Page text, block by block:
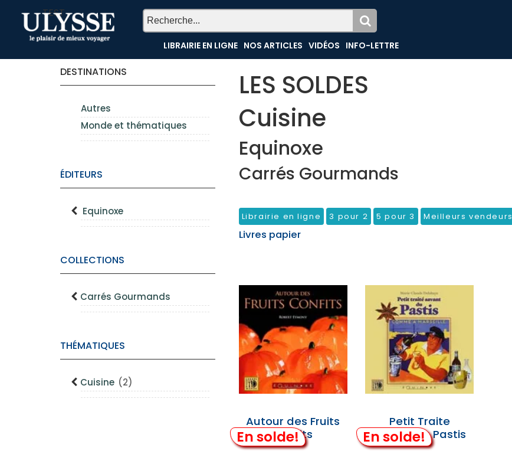
TEST
LIBRAIRIE EN LIGNE NOS ARTICLES VIDÉOS INFO-LETTRE
DESTINATIONS
Autres
Monde et thématiques
ÉDITEURS
Equinoxe
COLLECTIONS
Carrés Gourmands
THÉMATIQUES
Cuisine (2)
LES SOLDES
Cuisine
Equinoxe
Carrés Gourmands
Librairie en ligne 3 pour 2 5 pour 3 Meilleurs vendeurs
Livres papier
En solde!
Autour des Fruits
Confits
En solde!
Petit Traite
Savant Du Pastis